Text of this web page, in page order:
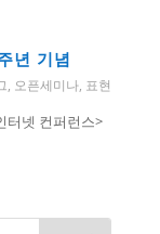
년 기념
, 오픈세미나, 표현
터넷 컨퍼런스>